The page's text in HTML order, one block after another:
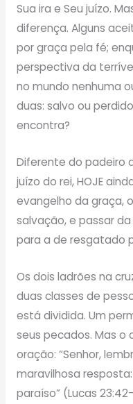
Sua ira e Seu juízo.
diferença. Alguns
por graça pela fé;
perspectiva da
no mundo nenhuma
duas: salvo ou
encontra?
Diferente do padeiro
juízo do rei, HOJE
evangelho da graça,
salvação, e passar
para a de resgatado
Os dois ladrões na
duas classes de
está dividida. Um
seus pecados. Mas o
oração: “Senhor,
maravilhosa resposta:
paraíso” (Lucas